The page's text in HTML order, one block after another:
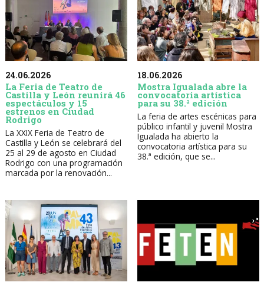
24.06.2026
La Feria de Teatro de
Castilla y León reunirá 46
espectáculos y 15
estrenos en Ciudad
Rodrigo
La XXIX Feria de Teatro de
Castilla y León se celebrará del
25 al 29 de agosto en Ciudad
Rodrigo con una programación
marcada por la renovación...
18.06.2026
Mostra Igualada abre la
convocatoria artística
para su 38.ª edición
La feria de artes escénicas para
público infantil y juvenil Mostra
Igualada ha abierto la
convocatoria artística para su
38.ª edición, que se...